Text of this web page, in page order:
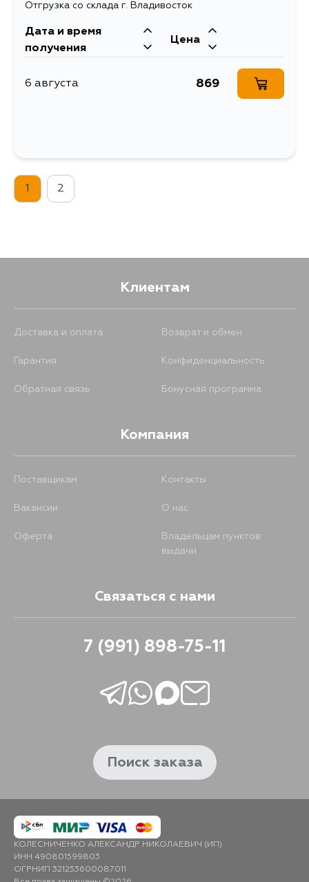
Отгрузка со склада г. Владивосток
Дата и время
получения
Цена
6 августа 869
1 2
Клиентам
Доставка и оплата Возврат и обмен
Гарантия Конфиденциальность
Обратная связь Бонусная программа
Компания
Поставщикам Контакты
Вакансии О нас
Оферта
Владельцам пунктов
выдачи
Связаться с нами
7 (991) 898-75-11
Поиск заказа
КОЛЕСНИЧЕНКО АЛЕКСАНДР НИКОЛАЕВИЧ (ИП)
ИНН 490801599803
ОГРНИП 321253600087011